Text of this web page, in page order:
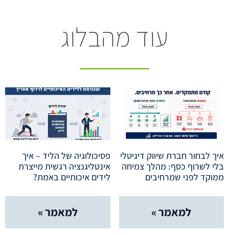
עוד מהבלוג
איך לבחור חברת שיווק דיגיטלי
בלי לשרוף כסף: מהלך צמיחה
ממוקד לפני שמרחיבים
למאמר »
פסיכולוגיה של הליד – איך
אינטליגנציה רגשית מייצרת
לידים איכותיים באמת?
למאמר »